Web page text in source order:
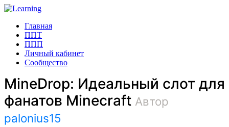
Главная
ППТ
ППП
Личный кабинет
Сообщество
MineDrop: Идеальный слот для
фанатов Minecraft Автор
palonius15